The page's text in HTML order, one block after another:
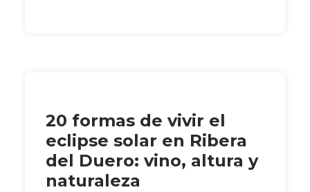
20 formas de vivir el
eclipse solar en Ribera
del Duero: vino, altura y
naturaleza